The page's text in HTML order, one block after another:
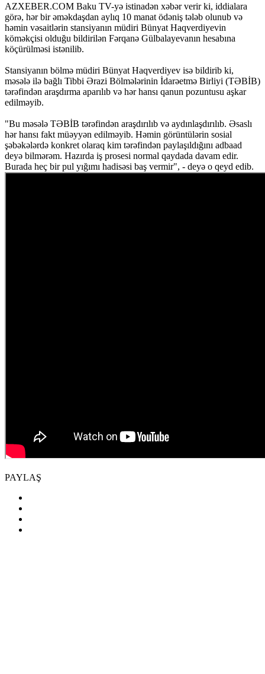
AZXEBER.COM Baku TV-yə istinadən xəbər verir ki, iddialara
görə, hər bir əməkdaşdan aylıq 10 manat ödəniş tələb olunub və
həmin vəsaitlərin stansiyanın müdiri Bünyat Haqverdiyevin
köməkçisi olduğu bildirilən Fərqanə Gülbalayevanın hesabına
köçürülməsi istənilib.
Stansiyanın bölmə müdiri Bünyat Haqverdiyev isə bildirib ki,
məsələ ilə bağlı Tibbi Ərazi Bölmələrinin İdarəetmə Birliyi (TƏBİB)
tərəfindən araşdırma aparılıb və hər hansı qanun pozuntusu aşkar
edilməyib.
"Bu məsələ TƏBİB tərəfindən araşdırılıb və aydınlaşdırılıb. Əsaslı
hər hansı fakt müəyyən edilməyib. Həmin görüntülərin sosial
şəbəkələrdə konkret olaraq kim tərəfindən paylaşıldığını adbaad
deyə bilmərəm. Hazırda iş prosesi normal qaydada davam edir.
Burada heç bir pul yığımı hadisəsi baş vermir", - deyə o qeyd edib.
PAYLAŞ